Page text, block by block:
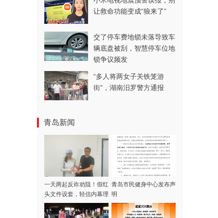
让救命功能变成“狼来了”
交了停车费地锁未落导致车
辆底盘被刮，智慧停车位地
锁争议频发
“多人将两女子关铁笼游
街”，湖南汨罗警方通报
青岛新闻
一天两起反诈劝阻！假红
头文件设套，轻信内幕理
财谎言，她俩差点上当
青岛市民健身中心发布声
明